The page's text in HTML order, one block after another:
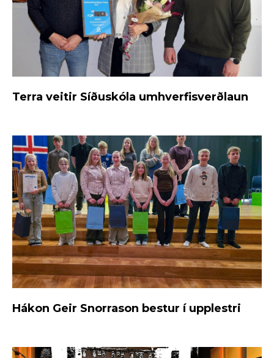
Terra veitir Síðuskóla umhverfisverðlaun
Hákon Geir Snorrason bestur í upplestri